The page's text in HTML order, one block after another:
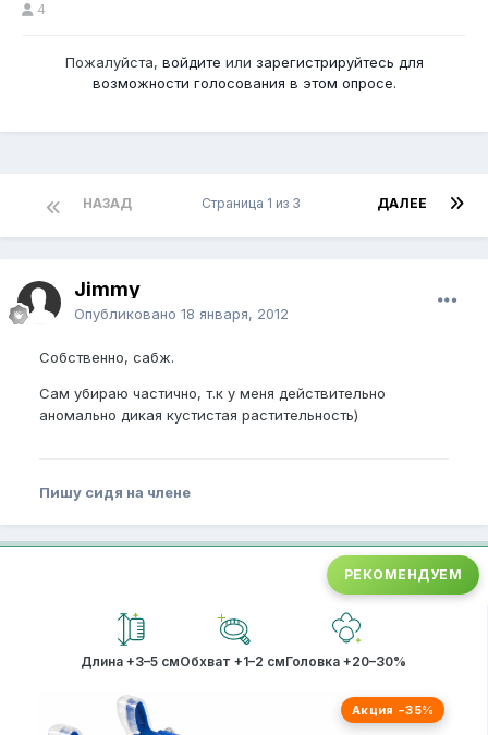
4
Пожалуйста, войдите или зарегистрируйтесь для
возможности голосования в этом опросе.
НАЗАД ДАЛЕЕ
Страница 1 из 3
Jimmy
Опубликовано 18 января, 2012
Собственно, сабж.
Сам убираю частично, т.к у меня действительно
аномально дикая кустистая растительность)
Пишу сидя на члене
РЕКОМЕНДУЕМ
Длина +3–5 смОбхват +1–2 смГоловка +20–30%
Акция −35%